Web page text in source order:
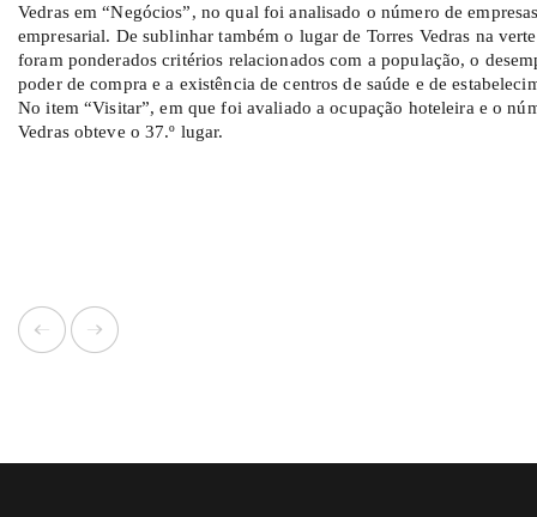
Vedras em “Negócios”, no qual foi analisado o número de
empresarial. De sublinhar também o lugar de Torres Vedras na
foram ponderados critérios relacionados com a população, o
poder de compra e a existência de centros de saúde e de
No item “Visitar”, em que foi avaliado a ocupação hoteleira e o
Vedras obteve o 37.º lugar.